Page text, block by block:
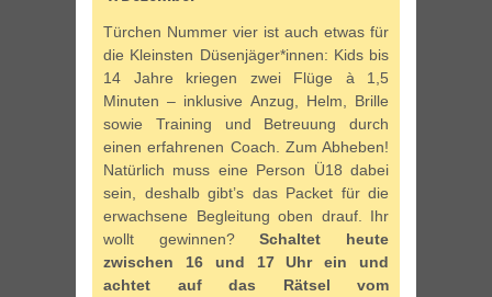
Türchen Nummer vier ist auch etwas für
die Kleinsten Düsenjäger*innen: Kids bis
14 Jahre kriegen zwei Flüge à 1,5
Minuten – inklusive Anzug, Helm, Brille
sowie Training und Betreuung durch
einen erfahrenen Coach. Zum Abheben!
Natürlich muss eine Person Ü18 dabei
sein, deshalb gibt’s das Packet für die
erwachsene Begleitung oben drauf. Ihr
wollt gewinnen?Schaltet heute
zwischen 16 und 17 Uhr ein und
achtet auf das Rätsel vom